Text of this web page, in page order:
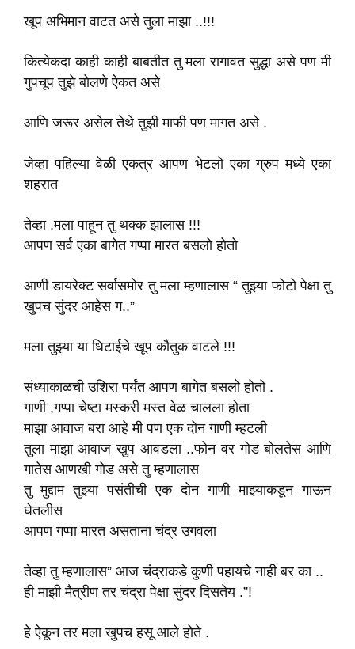
खूप अभिमान वाटत असे तुला माझा ..!!!
कित्येकदा काही काही बाबतीत तु मला रागावत सुद्धा असे पण मी
गुपचूप तुझे बोलणे ऐकत असे
आणि जरूर असेल तेथे तुझी माफी पण मागत असे .
जेव्हा पहिल्या वेळी एकत्र आपण भेटलो एका ग्रुप मध्ये एका
शहरात
तेव्हा .मला पाहून तु थक्क झालास !!!
आपण सर्व एका बागेत गप्पा मारत बसलो होतो
आणी डायरेक्ट सर्वासमोर तु मला म्हणालास “ तुझ्या फोटो पेक्षा तु
खुपच सुंदर आहेस ग..”
मला तुझ्या या धिटाईचे खूप कौतुक वाटले !!!
संध्याकाळची उशिरा पर्यंत आपण बागेत बसलो होतो .
गाणी ,गप्पा चेष्टा मस्करी मस्त वेळ चालला होता
माझा आवाज बरा आहे मी पण एक दोन गाणी म्हटली
तुला माझा आवाज खुप आवडला ..फोन वर गोड बोलतेस आणि
गातेस आणखी गोड असे तु म्हणालास
तु मुद्दाम तुझ्या पसंतीची एक दोन गाणी माझ्याकडून गाऊन
घेतलीस
आपण गप्पा मारत असताना चंद्र उगवला
तेव्हा तु म्हणालास” आज चंद्राकडे कुणी पहायचे नाही बर का ..
ही माझी मैत्रीण तर चंद्रा पेक्षा सुंदर दिसतेय .”!
हे ऐकून तर मला खुपच हसू आले होते .